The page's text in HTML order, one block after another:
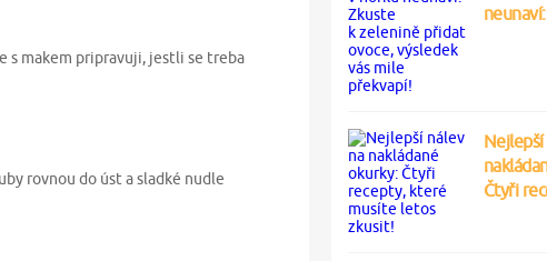
s makem pripravuji, jestli se treba
rovnou do úst a sladké nudle
Nejlepší
Čtyři